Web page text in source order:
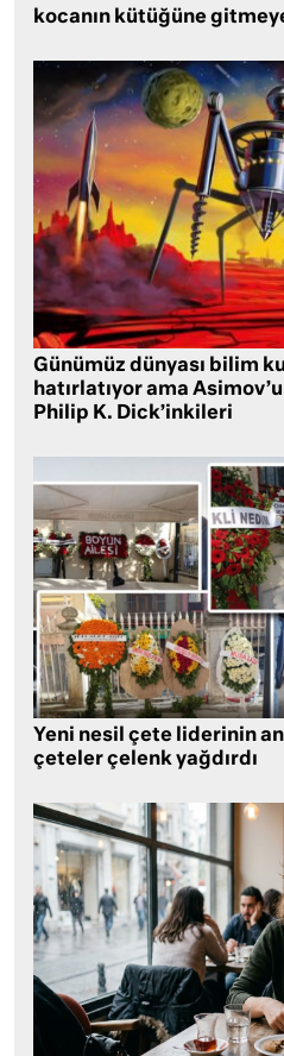
kocanın kütüğüne
Günümüz dünyası bilim
hatırlatıyor ama
Philip K. Dick’inkileri
Yeni nesil çete liderinin
çeteler çelenk yağdırdı